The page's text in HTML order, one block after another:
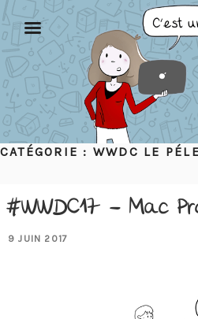
Aller
au
contenu
principal
CATÉGORIE : WWDC LE
#WWDC17 – Mac
PUBLIÉ
9 JUIN 2017